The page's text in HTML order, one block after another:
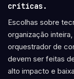
críticas.
Escolhas sobre
organização
orquestrador de
devem ser feitas
alto impacto e